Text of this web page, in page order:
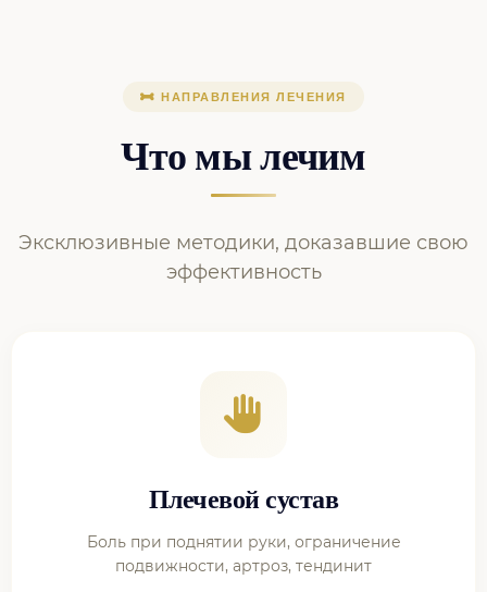
НАПРАВЛЕНИЯ ЛЕЧЕНИЯ
Что мы лечим
Эксклюзивные методики, доказавшие свою
эффективность
Плечевой сустав
Боль при поднятии руки, ограничение
подвижности, артроз, тендинит